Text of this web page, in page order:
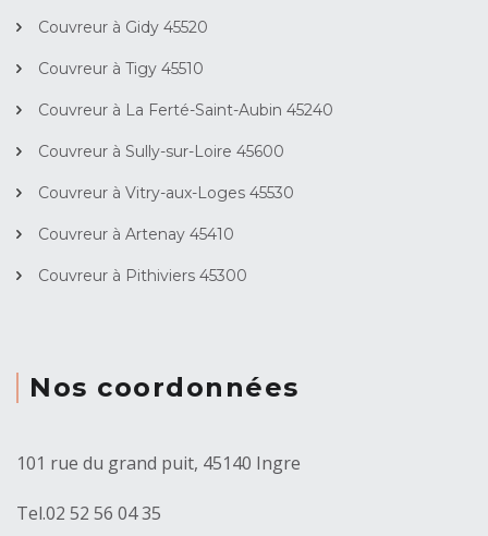
Couvreur à Gidy 45520
Couvreur à Tigy 45510
Couvreur à La Ferté-Saint-Aubin 45240
Couvreur à Sully-sur-Loire 45600
Couvreur à Vitry-aux-Loges 45530
Couvreur à Artenay 45410
Couvreur à Pithiviers 45300
Nos coordonnées
101 rue du grand puit, 45140 Ingre
Tel.02 52 56 04 35